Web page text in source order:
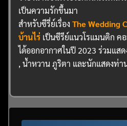
เป็นความรักขึ้นมา
สำหรับซีรี่ย์เรื่องThe Wedding
บ้านไร่ เป็นซีรีย์แนวโรแมนติก ค
ได้ออกอากาศในปี 2023 ร่วมแส
, น้ำหวาน ภูริตา และนักแสดงท่